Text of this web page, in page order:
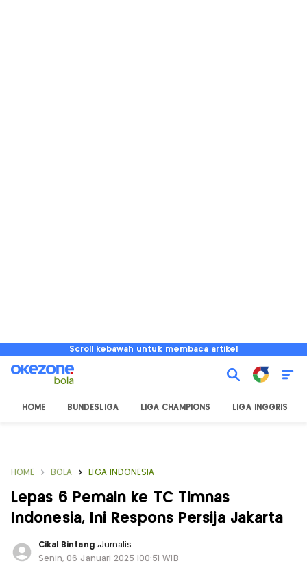
Scroll kebawah untuk membaca artikel
HOME BUNDESLIGA LIGA CHAMPIONS LIGA INGGRIS
HOME BOLA LIGA INDONESIA
Lepas 6 Pemain ke TC Timnas
Indonesia, Ini Respons Persija Jakarta
Cikal Bintang ,Jurnalis
Senin, 06 Januari 2025 |00:51 WIB